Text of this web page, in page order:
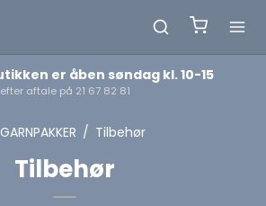
Netbutikken holder døgnåbent
Tilmeld dig NYHEDSBREVET nederst på siden
GARNPAKKER / Tilbehør
Tilbehør